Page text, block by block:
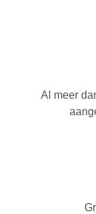
Al meer